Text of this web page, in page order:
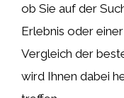
ob Sie auf der
Erlebnis oder
Vergleich der
wird Ihnen dabei